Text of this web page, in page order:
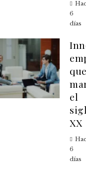
6
días
que
el
XX
6
días